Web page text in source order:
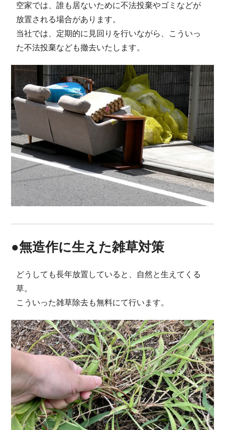
空家では、誰も居ないために不法投棄やゴミなどが
放置される場合があります。
当社では、定期的に見回りを行いながら、こういっ
た不法投棄なども撤去いたします。
●無造作に生えた雑草対策
どうしても長年放置していると、自然と生えてくる
草。
こういった雑草除去も無料にて行います。